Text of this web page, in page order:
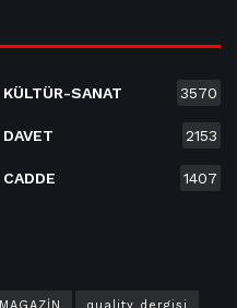
KÜLTÜR-SANAT 3570
DAVET 2153
CADDE 1407